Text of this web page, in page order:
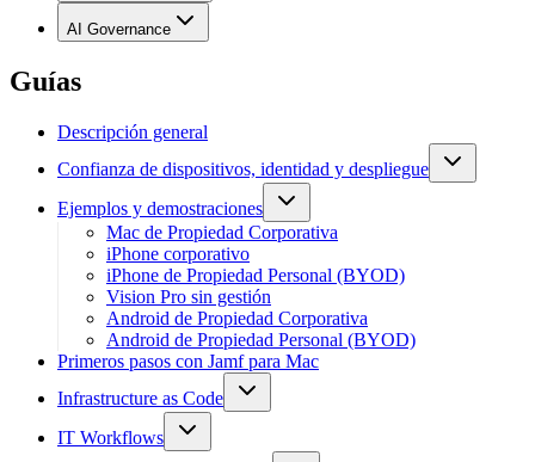
AI Governance
Guías
Descripción general
Confianza de dispositivos, identidad y despliegue
Ejemplos y demostraciones
Mac de Propiedad Corporativa
iPhone corporativo
iPhone de Propiedad Personal (BYOD)
Vision Pro sin gestión
Android de Propiedad Corporativa
Android de Propiedad Personal (BYOD)
Primeros pasos con Jamf para Mac
Infrastructure as Code
IT Workflows